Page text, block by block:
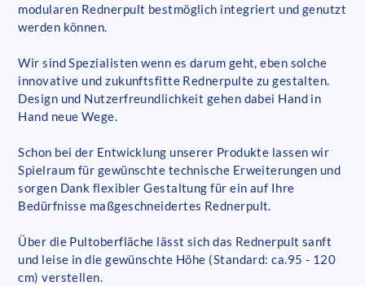
modularen Rednerpult bestmöglich integriert und genutzt
werden können.
Wir sind Spezialisten wenn es darum geht, eben solche
innovative und zukunftsfitte Rednerpulte zu gestalten.
Design und Nutzerfreundlichkeit gehen dabei Hand in
Hand neue Wege.
Schon bei der Entwicklung unserer Produkte lassen wir
Spielraum für gewünschte technische Erweiterungen und
sorgen Dank flexibler Gestaltung für ein auf Ihre
Bedürfnisse maßgeschneidertes Rednerpult.
Über die Pultoberfläche lässt sich das Rednerpult sanft
und leise in die gewünschte Höhe (Standard: ca.95 - 120
cm) verstellen.